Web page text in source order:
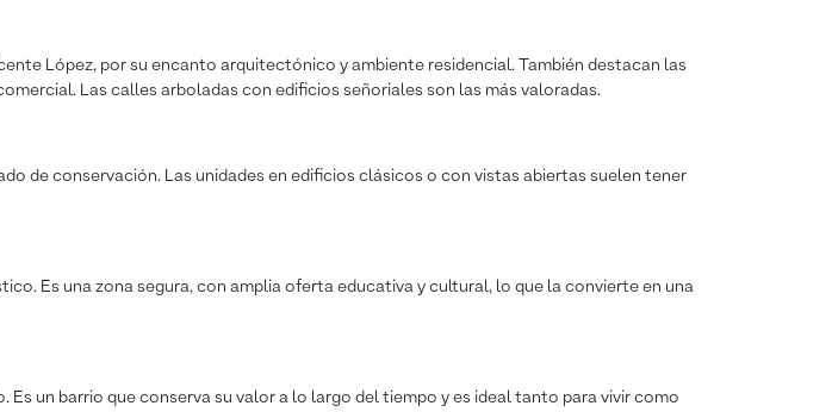
López, por su encanto arquitectónico y ambiente residencial. También destacan las
Las calles arboladas con edificios señoriales son las más valoradas.
de conservación. Las unidades en edificios clásicos o con vistas abiertas suelen tener
Es una zona segura, con amplia oferta educativa y cultural, lo que la convierte en una
un barrio que conserva su valor a lo largo del tiempo y es ideal tanto para vivir como